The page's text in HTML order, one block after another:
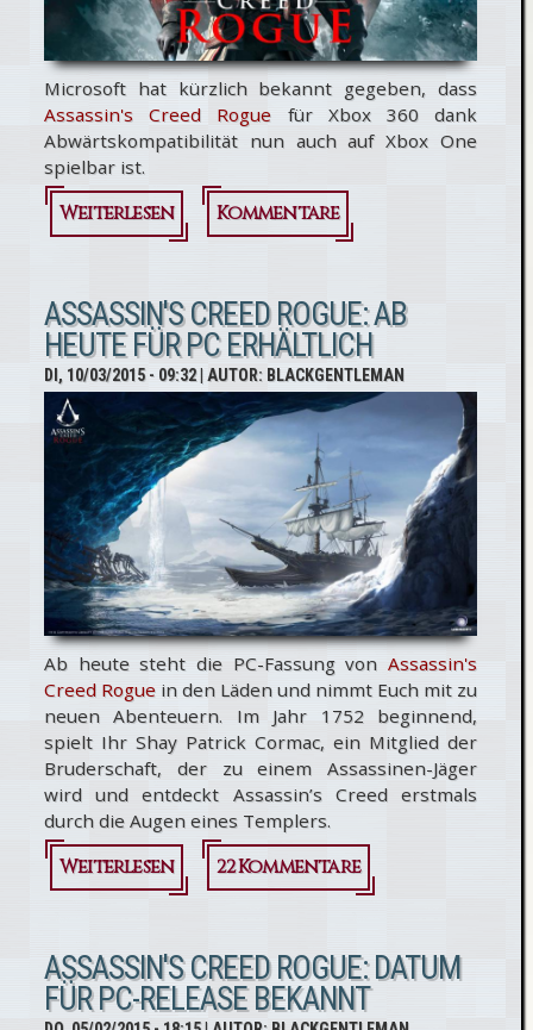
Xbox
One X
Microsoft hat kürzlich bekannt gegeben, dass
Assassin's Creed Rogue für Xbox 360 dank
Abwärtskompatibilität nun auch auf Xbox One
spielbar ist.
Weiterlesen
über
Creed
Rogue
ab
sofort
auf Xbox
One
spielbar
Kommentare
ASSASSIN'S CREED ROGUE: AB
HEUTE FÜR PC ERHÄLTLICH
DI, 10/03/2015 - 09:32| AUTOR: BLACKGENTLEMAN
Ab heute steht die PC-Fassung von Assassin's
Creed Rogue in den Läden und nimmt Euch mit zu
neuen Abenteuern. Im Jahr 1752 beginnend,
spielt Ihr Shay Patrick Cormac, ein Mitglied der
Bruderschaft, der zu einem Assassinen-Jäger
wird und entdeckt Assassin’s Creed erstmals
durch die Augen eines Templers.
Weiterlesen
über
Creed
Rogue: Ab
22 Kommentare
ASSASSIN'S CREED ROGUE: DATUM
FÜR PC-RELEASE BEKANNT